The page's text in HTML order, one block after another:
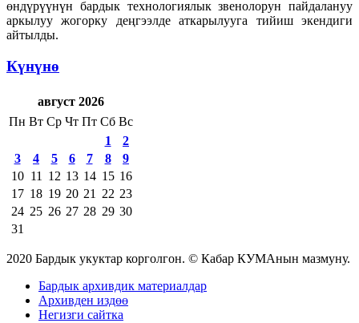
өндүрүүнүн бардык технологиялык звенолорун пайдалануу
аркылуу жогорку деңгээлде аткарылууга тийиш экендиги
айтылды.
Күнүнө
август 2026
Пн Вт Ср Чт Пт Сб Вс
1
2
3
4 5 6 7 8
9
10 11 12 13 14 15 16
17 18 19 20 21 22 23
24 25 26 27 28 29 30
31
2020 Бардык укуктар корголгон. © Кабар КУМАнын мазмуну.
Бардык архивдик материалдар
Архивден издөө
Негизги сайтка